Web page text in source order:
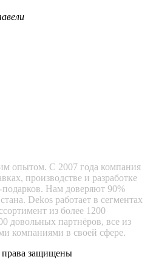
опытом. С 2007 года компания
производстве и разработке
Нам доверяют 90%
Dekos работает в сегментах
из более 1200
довольных партнёров, все из
компаниями в своей сфере.
права защищены